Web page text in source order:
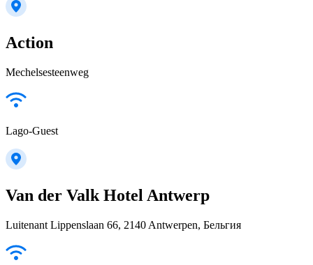
Action
Mechelsesteenweg
Lago-Guest
Van der Valk Hotel Antwerp
Luitenant Lippenslaan 66, 2140 Antwerpen, Бельгия